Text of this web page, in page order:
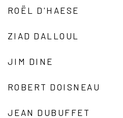
ROËL D'HAESE
ZIAD DALLOUL
JIM DINE
ROBERT DOISNEAU
JEAN DUBUFFET